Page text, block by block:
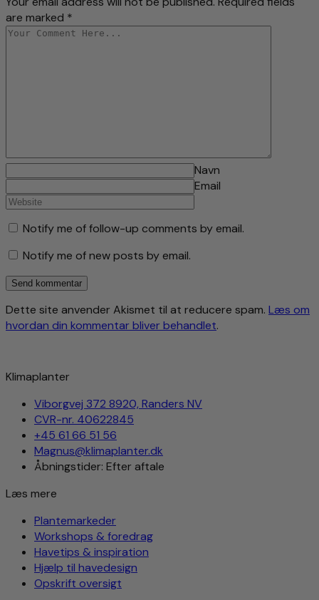
are marked *
Navn
Email
Notify me of follow-up comments by email.
Notify me of new posts by email.
Dette site anvender Akismet til at reducere spam. Læs om
hvordan din kommentar bliver behandlet.
Klimaplanter
Viborgvej 372 8920, Randers NV
CVR-nr. 40622845
+45 61 66 51 56
Magnus@klimaplanter.dk
Åbningstider: Efter aftale
Læs mere
Plantemarkeder
Workshops & foredrag
Havetips & inspiration
Hjælp til havedesign
Opskrift oversigt